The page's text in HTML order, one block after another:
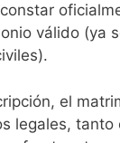
válido (ya
el
legales, tanto